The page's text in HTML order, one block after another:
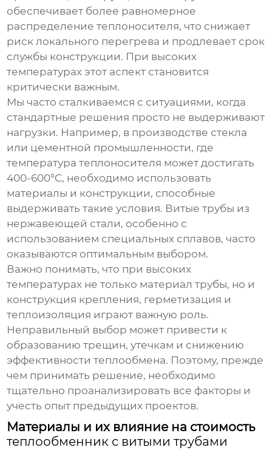
обеспечивает более равномерное
распределение теплоносителя, что снижает
риск локального перегрева и продлевает срок
службы конструкции. При высоких
температурах этот аспект становится
критически важным.
Мы часто сталкиваемся с ситуациями, когда
стандартные решения просто не выдерживают
нагрузки. Например, в производстве стекла
или цементной промышленности, где
температура теплоносителя может достигать
400-600°C, необходимо использовать
материалы и конструкции, способные
выдерживать такие условия. Витые трубы из
нержавеющей стали, особенно с
использованием специальных сплавов, часто
оказываются оптимальным выбором.
Важно понимать, что при высоких
температурах не только материал трубы, но и
конструкция крепления, герметизация и
теплоизоляция играют важную роль.
Неправильный выбор может привести к
образованию трещин, утечкам и снижению
эффективности теплообмена. Поэтому, прежде
чем принимать решение, необходимо
тщательно проанализировать все факторы и
учесть опыт предыдущих проектов.
Материалы и их влияние на стоимость
теплообменник с витыми трубами